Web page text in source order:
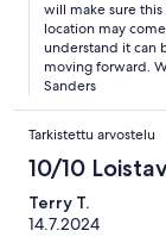
will make sure
location may
understand it can
moving forward.
Sanders
Tarkistettu arvostelu
10/10
Terry T.
14.7.2024